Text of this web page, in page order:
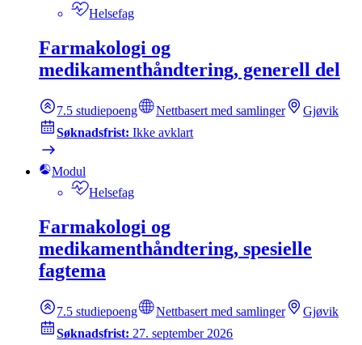
Helsefag
Farmakologi og
medikamenthåndtering, generell del
7.5 studiepoeng Nettbasert med samlinger
Gjøvik
Søknadsfrist:Ikke avklart
Modul
Helsefag
Farmakologi og
medikamenthåndtering, spesielle
fagtema
7.5 studiepoeng Nettbasert med samlinger
Gjøvik
Søknadsfrist: 27. september 2026